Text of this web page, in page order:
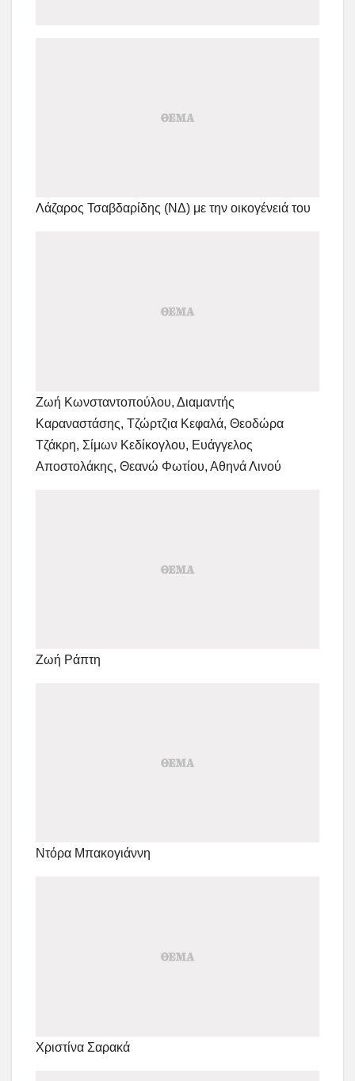
Λάζαρος Τσαβδαρίδης (ΝΔ) με την οικογένειά του
Ζωή Κωνσταντοπούλου, Διαμαντής
Καραναστάσης, Τζώρτζια Κεφαλά, Θεοδώρα
Τζάκρη, Σίμων Κεδίκογλου, Ευάγγελος
Αποστολάκης, Θεανώ Φωτίου, Αθηνά Λινού
Ζωή Ράπτη
Ντόρα Μπακογιάννη
Χριστίνα Σαρακά